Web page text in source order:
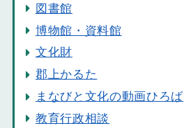
図書館
博物館・資料館
文化財
郡上かるた
まなびと文化の動画ひろば
教育行政相談